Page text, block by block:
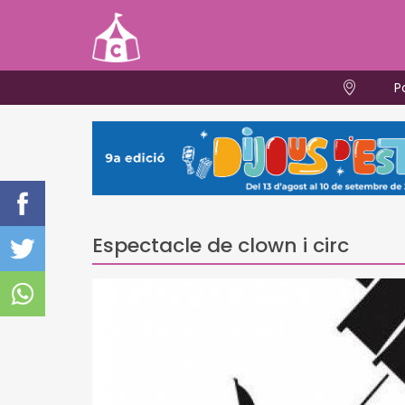
Espectacle de clown i circ